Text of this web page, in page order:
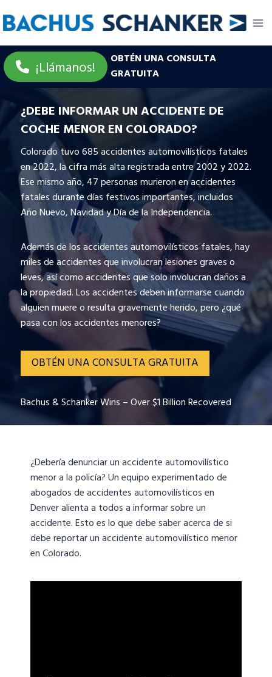
to
¡Llámanos!
OBTÉN UNA CONSULTA
GRATUITA
¿DEBE INFORMAR UN ACCIDENTE DE
COCHE MENOR EN COLORADO?
Colorado tuvo 685 accidentes automovilísticos fatales
en 2022, la cifra más alta registrada entre 2002 y 2022.
Ese mismo año, 47 personas murieron en accidentes
fatales durante días festivos importantes, incluidos
Año Nuevo, Navidad y Día de la Independencia.
Además de los accidentes automovilísticos fatales, hay
miles de accidentes que involucran lesiones graves o
leves, así como accidentes que solo involucran daños a
la propiedad. Los accidentes deben informarse cuando
alguien muere o resulta gravemente herido, pero ¿qué
pasa con los accidentes menores?
OBTÉN UNA CONSULTA GRATUITA
Bachus & Schanker Wins – Over $1 Billion Recovered
¿Debería denunciar un accidente automovilístico
menor a la policía? Un equipo experimentado de
abogados de accidentes automovilísticos en
Denver alienta a todos a informar sobre un
accidente. Esto es lo que debe saber acerca de si
debe reportar un accidente automovilístico menor
en Colorado.